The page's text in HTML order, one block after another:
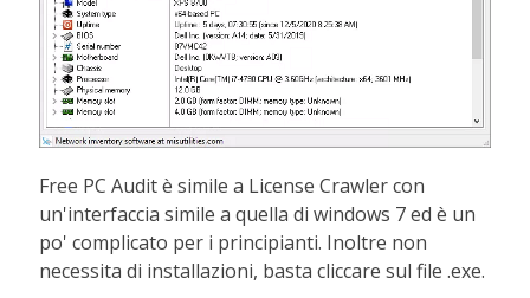
Free PC Audit è simile a License Crawler con
un'interfaccia simile a quella di windows 7 ed è un
po' complicato per i principianti. Inoltre non
necessita di installazioni, basta cliccare sul file .exe.